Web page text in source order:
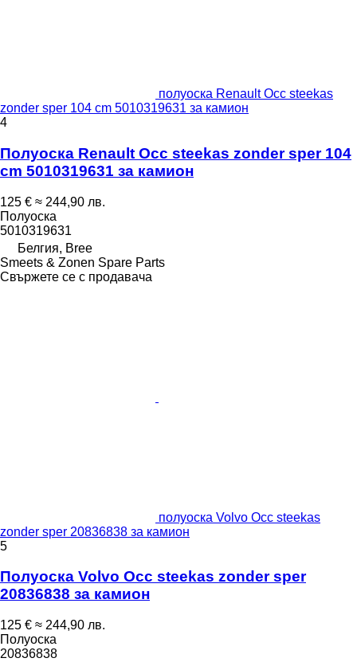
полуоска Renault Occ steekas
zonder sper 104 cm 5010319631 за камион
4
Полуоска Renault Occ steekas zonder sper 104
cm 5010319631 за камион
125 € ≈ 244,90 лв.
Полуоска
5010319631
Белгия, Bree
Smeets & Zonen Spare Parts
Свържете се с продавача
полуоска Volvo Occ steekas
zonder sper 20836838 за камион
5
Полуоска Volvo Occ steekas zonder sper
20836838 за камион
125 € ≈ 244,90 лв.
Полуоска
20836838